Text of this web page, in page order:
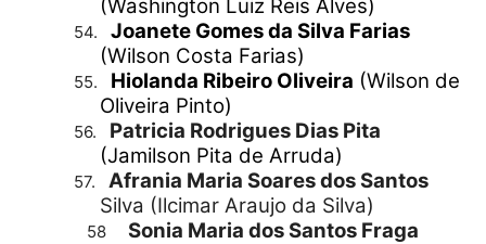
(Washington Luiz Reis Alves)
54.
Joanete Gomes da Silva Farias
(Wilson Costa Farias)
55. Hiolanda Ribeiro Oliveira (Wilson de
Oliveira Pinto)
56.
Patricia Rodrigues Dias Pita
(Jamilson Pita de Arruda)
57.
Afrania Maria Soares dos Santos
Silva (Ilcimar Araujo da Silva)
58 Sonia Maria dos Santos Fraga